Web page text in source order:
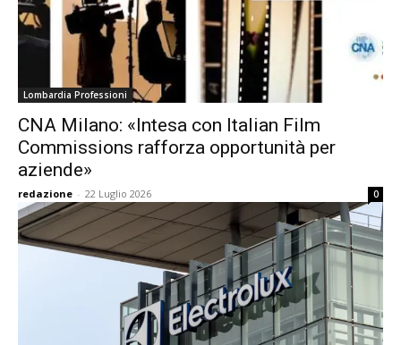
Lombardia Professioni
CNA Milano: «Intesa con Italian Film
Commissions rafforza opportunità per
aziende»
redazione - 22 Luglio 2026 0